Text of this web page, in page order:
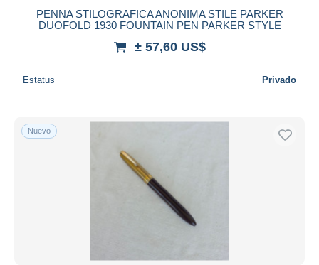
PENNA STILOGRAFICA ANONIMA STILE PARKER
DUOFOLD 1930 FOUNTAIN PEN PARKER STYLE
± 57,60 US$
Estatus Privado
Nuevo